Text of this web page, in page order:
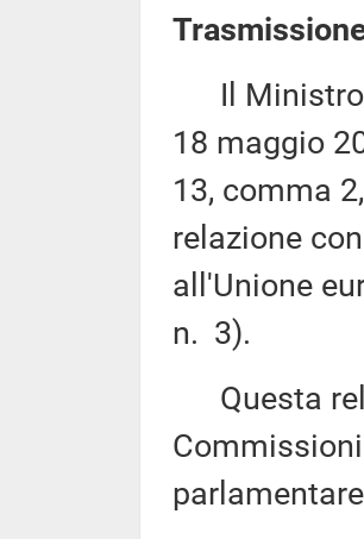
Il Ministro
18 maggio
13, comma
relazione
all'Unione
n. 3).
Questa